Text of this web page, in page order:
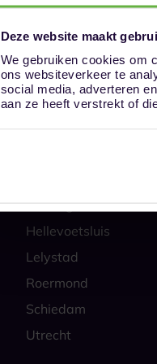
Deze website maakt
We gebruiken cookies om
ons websiteverkeer te
social media, adverteren
aan ze heeft verstrekt of
Onze
Alkmaar
Hellevoetsluis
Lelystad
Roermond
Schiedam
Utrecht